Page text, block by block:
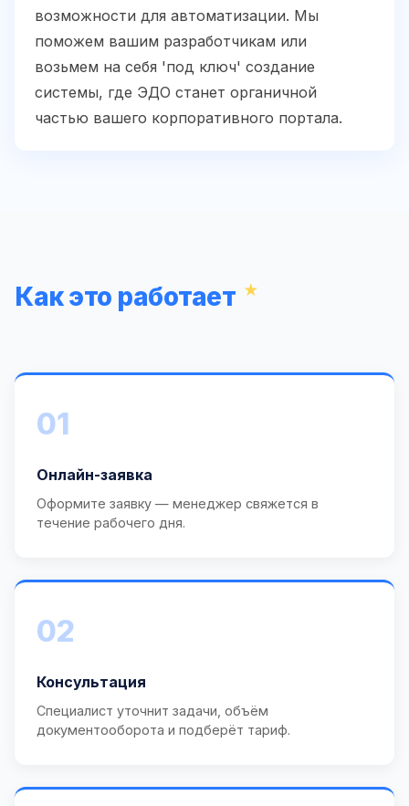
возможности для автоматизации. Мы
поможем вашим разработчикам или
возьмем на себя 'под ключ' создание
системы, где ЭДО станет органичной
частью вашего корпоративного портала.
Как это работает
01
Онлайн-заявка
Оформите заявку — менеджер свяжется в
течение рабочего дня.
02
Консультация
Специалист уточнит задачи, объём
документооборота и подберёт тариф.